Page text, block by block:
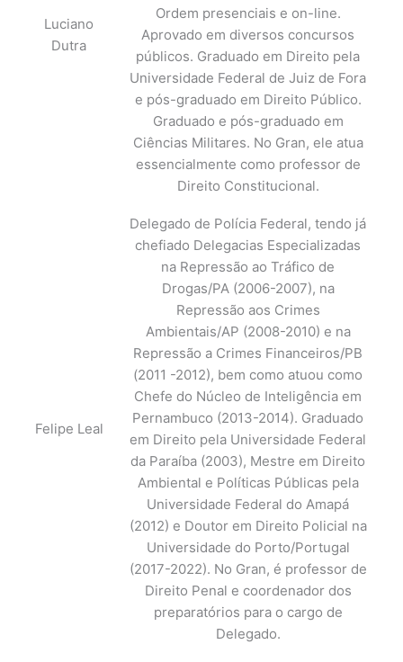
Luciano
Dutra
Ordem presenciais e on-line.
Aprovado em diversos concursos
públicos. Graduado em Direito pela
Universidade Federal de Juiz de Fora
e pós-graduado em Direito Público.
Graduado e pós-graduado em
Ciências Militares. No Gran, ele atua
essencialmente como professor de
Direito Constitucional.
Felipe Leal
Delegado de Polícia Federal, tendo já
chefiado Delegacias Especializadas
na Repressão ao Tráfico de
Drogas/PA (2006-2007), na
Repressão aos Crimes
Ambientais/AP (2008-2010) e na
Repressão a Crimes Financeiros/PB
(2011 -2012), bem como atuou como
Chefe do Núcleo de Inteligência em
Pernambuco (2013-2014). Graduado
em Direito pela Universidade Federal
da Paraíba (2003), Mestre em Direito
Ambiental e Políticas Públicas pela
Universidade Federal do Amapá
(2012) e Doutor em Direito Policial na
Universidade do Porto/Portugal
(2017-2022). No Gran, é professor de
Direito Penal e coordenador dos
preparatórios para o cargo de
Delegado.